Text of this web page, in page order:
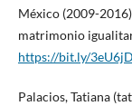
México (2009-
matrimonio
https://bit.ly/
Palacios, Tatiana